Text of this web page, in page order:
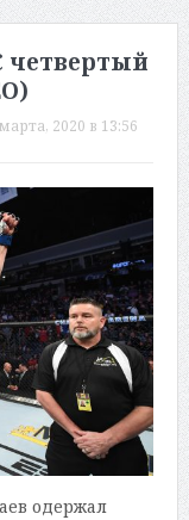
четвертый
2020 в 13:56
одержал